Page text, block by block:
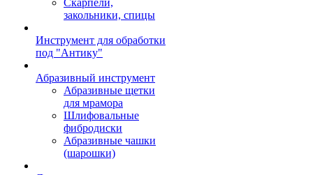
Скарпели,
закольники, спицы
Инструмент для обработки
под "Антику"
Абразивный инструмент
Абразивные щетки
для мрамора
Шлифовальные
фибродиски
Абразивные чашки
(шарошки)